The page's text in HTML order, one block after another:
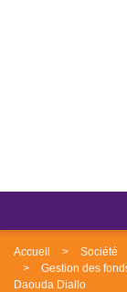
Accueil
Société
Gestion des
Daouda Diallo